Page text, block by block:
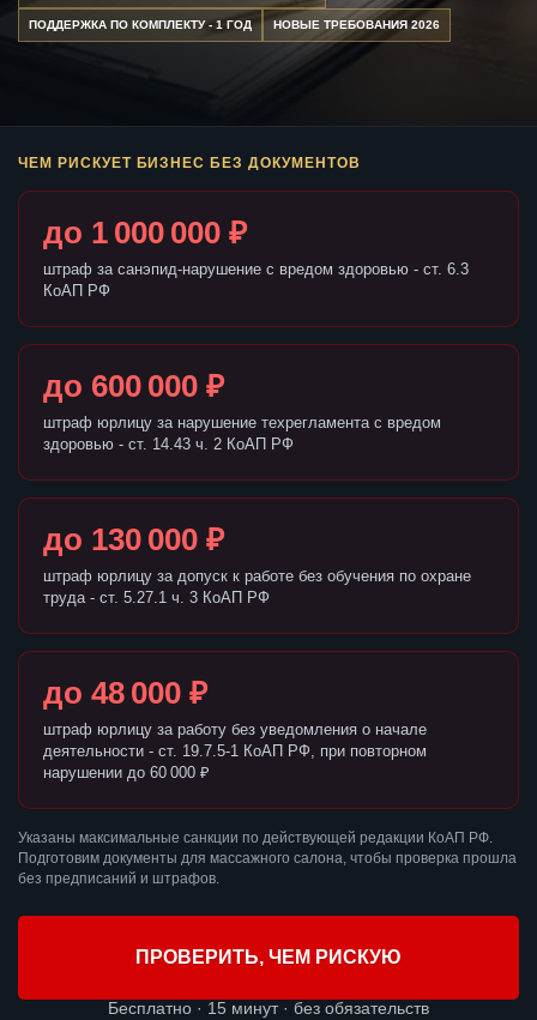
ПОДДЕРЖКА ПО КОМПЛЕКТУ - 1 ГОД НОВЫЕ ТРЕБОВАНИЯ 2026
ЧЕМ РИСКУЕТ БИЗНЕС БЕЗ ДОКУМЕНТОВ
до 1 000 000 ₽
штраф за санэпид-нарушение с вредом здоровью - ст. 6.3
КоАП РФ
до 600 000 ₽
штраф юрлицу за нарушение техрегламента с вредом
здоровью - ст. 14.43 ч. 2 КоАП РФ
до 130 000 ₽
штраф юрлицу за допуск к работе без обучения по охране
труда - ст. 5.27.1 ч. 3 КоАП РФ
до 48 000 ₽
штраф юрлицу за работу без уведомления о начале
деятельности - ст. 19.7.5-1 КоАП РФ, при повторном
нарушении до 60 000 ₽
Указаны максимальные санкции по действующей редакции КоАП РФ.
Подготовим документы для массажного салона, чтобы проверка прошла
без предписаний и штрафов.
ПРОВЕРИТЬ, ЧЕМ РИСКУЮ
Бесплатно · 15 минут · без обязательств